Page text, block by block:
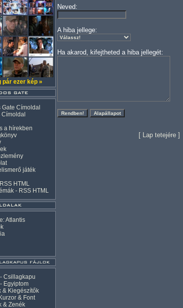
pár ezer kép »
Gate Címoldal
a hírekben
játék
RSS HTML
- RSS HTML
Atlantis
Csillagkapu
Egyiptom
& Kiegészítők
& Font
& Zenék
Neved:
A hiba jellege:
Ha akarod, kifejtheted a hiba jellegét:
[ Lap tetejére]